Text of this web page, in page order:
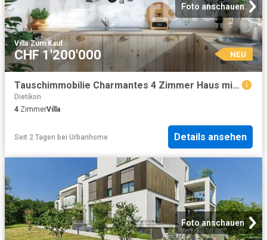
Foto anschauen
Villa·Zum Kauf
CHF 1'200'000 NEU
Tauschimmobilie Charmantes 4 Zimmer Haus mit Potenzial in Dietikon
Dietikon
4 ZimmerVilla
Seit 2 Tagen bei Urbanhome Details ansehen
Foto anschauen